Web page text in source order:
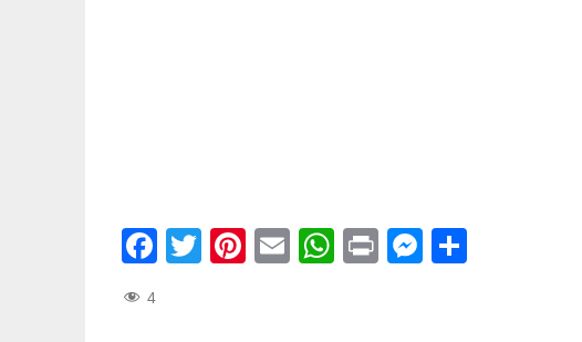
Facebook
Twitter
Pinterest
EmailWhatsApp
PrintMessenger
Teilen
4